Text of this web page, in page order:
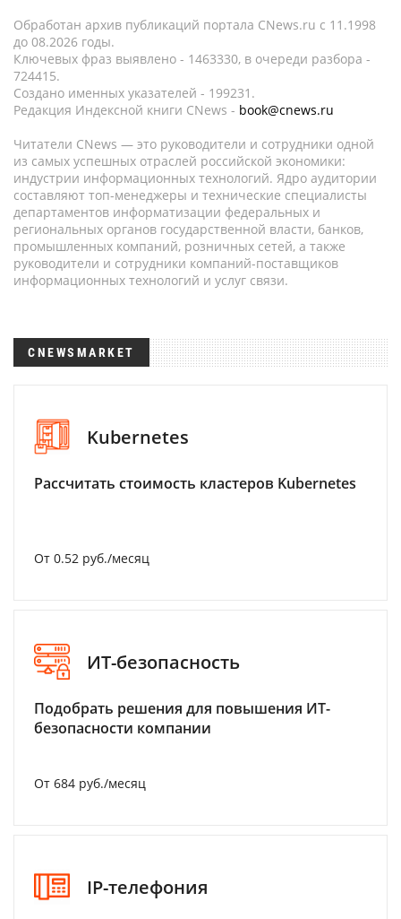
Обработан архив публикаций портала CNews.ru c 11.1998
до 08.2026 годы.
Ключевых фраз выявлено - 1463330, в очереди разбора -
724415.
Создано именных указателей - 199231.
Редакция Индексной книги CNews - book@cnews.ru
Читатели CNews — это руководители и сотрудники одной
из самых успешных отраслей российской экономики:
индустрии информационных технологий. Ядро аудитории
составляют топ-менеджеры и технические специалисты
департаментов информатизации федеральных и
региональных органов государственной власти, банков,
промышленных компаний, розничных сетей, а также
руководители и сотрудники компаний-поставщиков
информационных технологий и услуг связи.
CNEWSMARKET
Kubernetes
Рассчитать стоимость кластеров Kubernetes
От 0.52 руб./месяц
ИТ-безопасность
Подобрать решения для повышения ИТ-
безопасности компании
От 684 руб./месяц
IP-телефония